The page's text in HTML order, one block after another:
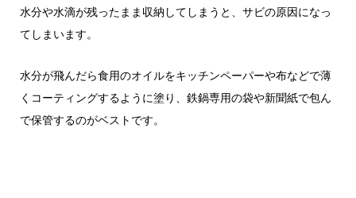
水分や水滴が残ったまま収納してしまうと、サビの原因になっ
てしまいます。
水分が飛んだら食用のオイルをキッチンペーパーや布などで薄
くコーティングするように塗り、鉄鍋専用の袋や新聞紙で包ん
で保管するのがベストです。